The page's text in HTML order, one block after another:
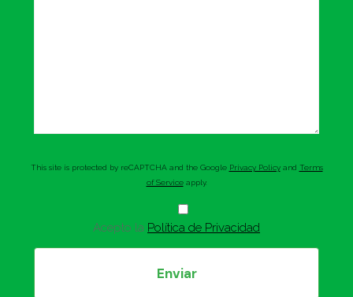
This site is protected by reCAPTCHA and the Google Privacy Policyand Terms
of Serviceapply.
Acepto la Política de Privacidad